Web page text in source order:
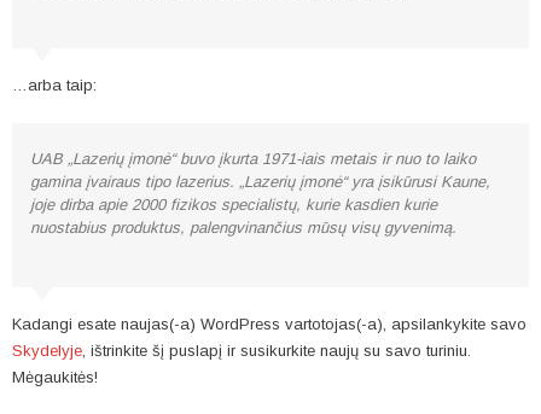
…arba taip:
UAB „Lazerių įmonė“ buvo įkurta 1971-iais metais ir nuo to laiko
gamina įvairaus tipo lazerius. „Lazerių įmonė“ yra įsikūrusi Kaune,
joje dirba apie 2000 fizikos specialistų, kurie kasdien kurie
nuostabius produktus, palengvinančius mūsų visų gyvenimą.
Kadangi esate naujas(-a) WordPress vartotojas(-a), apsilankykite savo
Skydelyje, ištrinkite šį puslapį ir susikurkite naujų su savo turiniu.
Mėgaukitės!